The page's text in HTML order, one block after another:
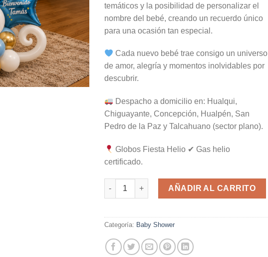
temáticos y la posibilidad de personalizar el
nombre del bebé, creando un recuerdo único
para una ocasión tan especial.
Cada nuevo bebé trae consigo un universo
de amor, alegría y momentos inolvidables por
descubrir.
Despacho a domicilio en: Hualqui,
Chiguayante, Concepción, Hualpén, San
Pedro de la Paz y Talcahuano (sector plano).
Globos Fiesta Helio ✔ Gas helio
certificado.
N-15 cantidad
AÑADIR AL CARRITO
Categoría: Baby Shower